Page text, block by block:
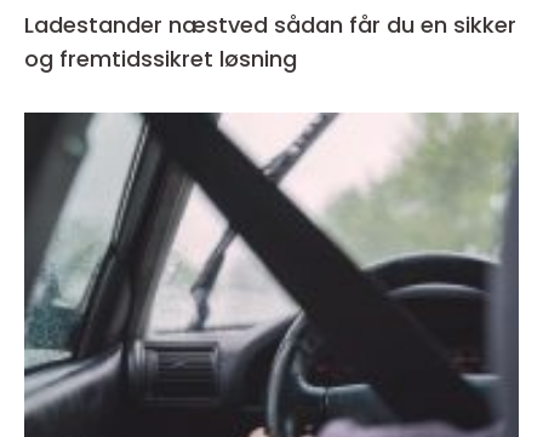
Ladestander næstved sådan får du en sikker
og fremtidssikret løsning